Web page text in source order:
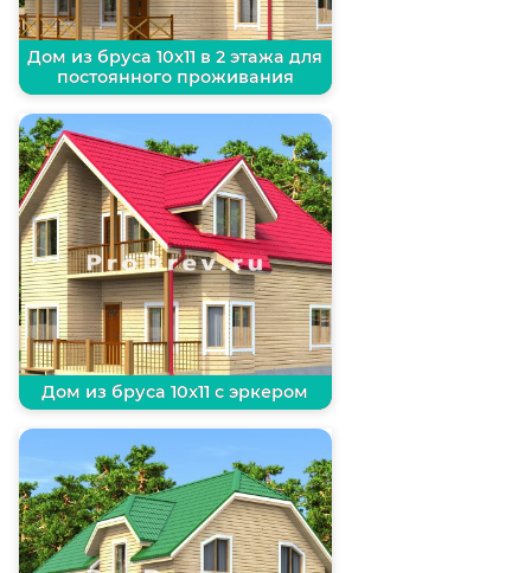
Дом из бруса 10х11 в 2 этажа для
постоянного проживания
Дом из бруса 10х11 с эркером